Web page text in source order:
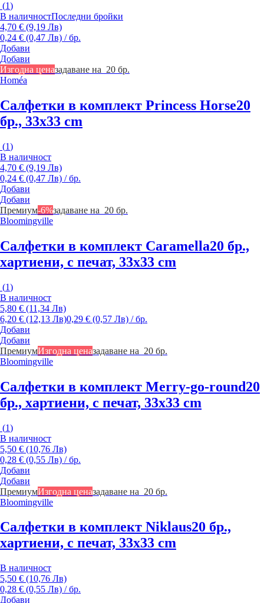
(1)
В наличностПоследни бройки
4,70 € (9,19 Лв)
0,24 € (0,47 Лв) / бр.
Добави
Добави
Изгодна ценазадаване на 20 бр.
Homéa
Салфетки в комплект Princess Horse20
бр., 33x33 cm
(1)
В наличност
4,70 € (9,19 Лв)
0,24 € (0,47 Лв) / бр.
Добави
Добави
Премиум-6%задаване на 20 бр.
Bloomingville
Салфетки в комплект Caramella20 бр.,
хартиени, с печат, 33x33 cm
(1)
В наличност
5,80 € (11,34 Лв)
6,20 € (12,13 Лв)0,29 € (0,57 Лв) / бр.
Добави
Добави
ПремиумИзгодна ценазадаване на 20 бр.
Bloomingville
Салфетки в комплект Merry-go-round20
бр., хартиени, с печат, 33x33 cm
(1)
В наличност
5,50 € (10,76 Лв)
0,28 € (0,55 Лв) / бр.
Добави
Добави
ПремиумИзгодна ценазадаване на 20 бр.
Bloomingville
Салфетки в комплект Niklaus20 бр.,
хартиени, с печат, 33x33 cm
В наличност
5,50 € (10,76 Лв)
0,28 € (0,55 Лв) / бр.
Добави